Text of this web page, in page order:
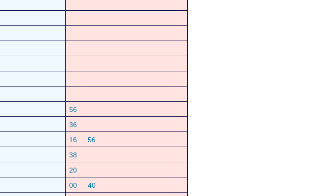
56
36
16
56
38
20
00
40